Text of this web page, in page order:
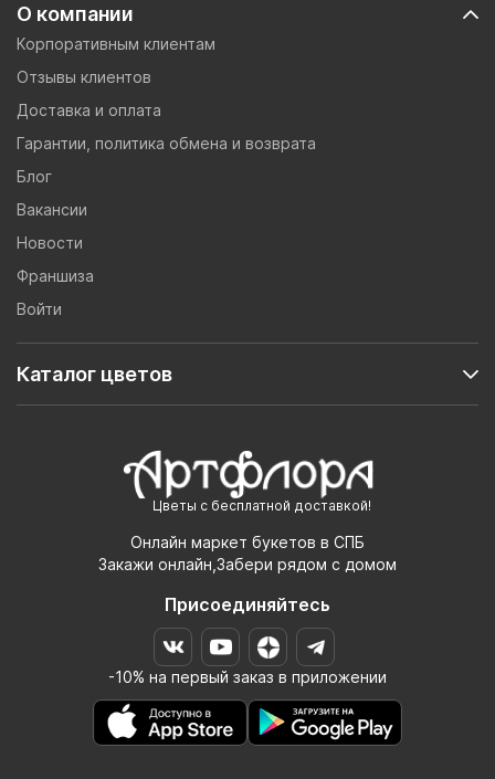
Цветы с бесплатной доставкой!
Онлайн маркет букетов в СПБ
Закажи онлайн,Забери рядом с домом
Присоединяйтесь
-10% на первый заказ в приложении
О компании
Корпоративным клиентам
Отзывы клиентов
Доставка и оплата
Гарантии, политика обмена и возврата
Блог
Вакансии
Новости
Франшиза
Войти
Каталог цветов